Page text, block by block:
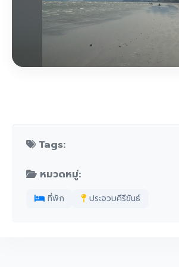
Tags:
หมวดหมู่:
ที่พัก ประจวบคีรีขันธ์